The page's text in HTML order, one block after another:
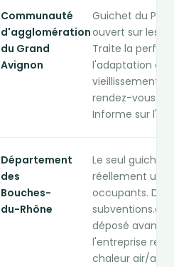
Communauté
d'agglomération
du Grand
Avignon
Guichet du
ouvert sur les
Traite la
l'adaptation du
vieillissement,
rendez-vous
Informe sur
Département
des
Bouches-
du-Rhône
Le seul guichet
réellement une
occupants.
déposé avant
l'entreprise
chaleur air/air,